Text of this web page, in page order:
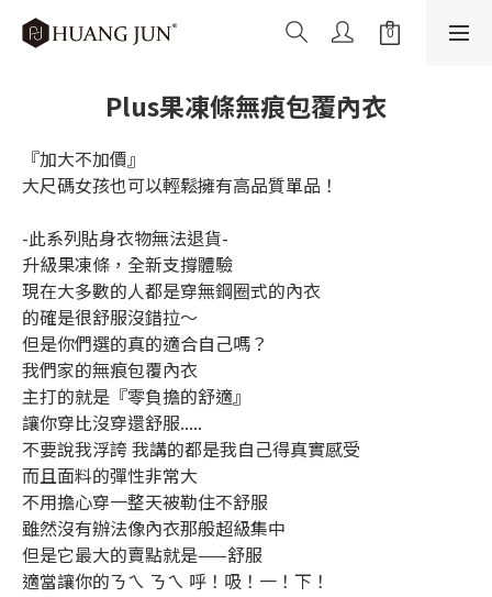
Plus果凍條無痕包覆內衣
『加大不加價』
大尺碼女孩也可以輕鬆擁有高品質單品！
-此系列貼身衣物無法退貨-
升級果凍條，全新支撐體驗
現在大多數的人都是穿無鋼圈式的內衣
的確是很舒服沒錯拉～
但是你們選的真的適合自己嗎？
我們家的無痕包覆內衣
主打的就是『零負擔的舒適』
讓你穿比沒穿還舒服.....
不要說我浮誇 我講的都是我自己得真實感受
而且面料的彈性非常大
不用擔心穿一整天被勒住不舒服
雖然沒有辦法像內衣那般超級集中
但是它最大的賣點就是——舒服
適當讓你的ㄋㄟ ㄋㄟ 呼！吸！一！下！